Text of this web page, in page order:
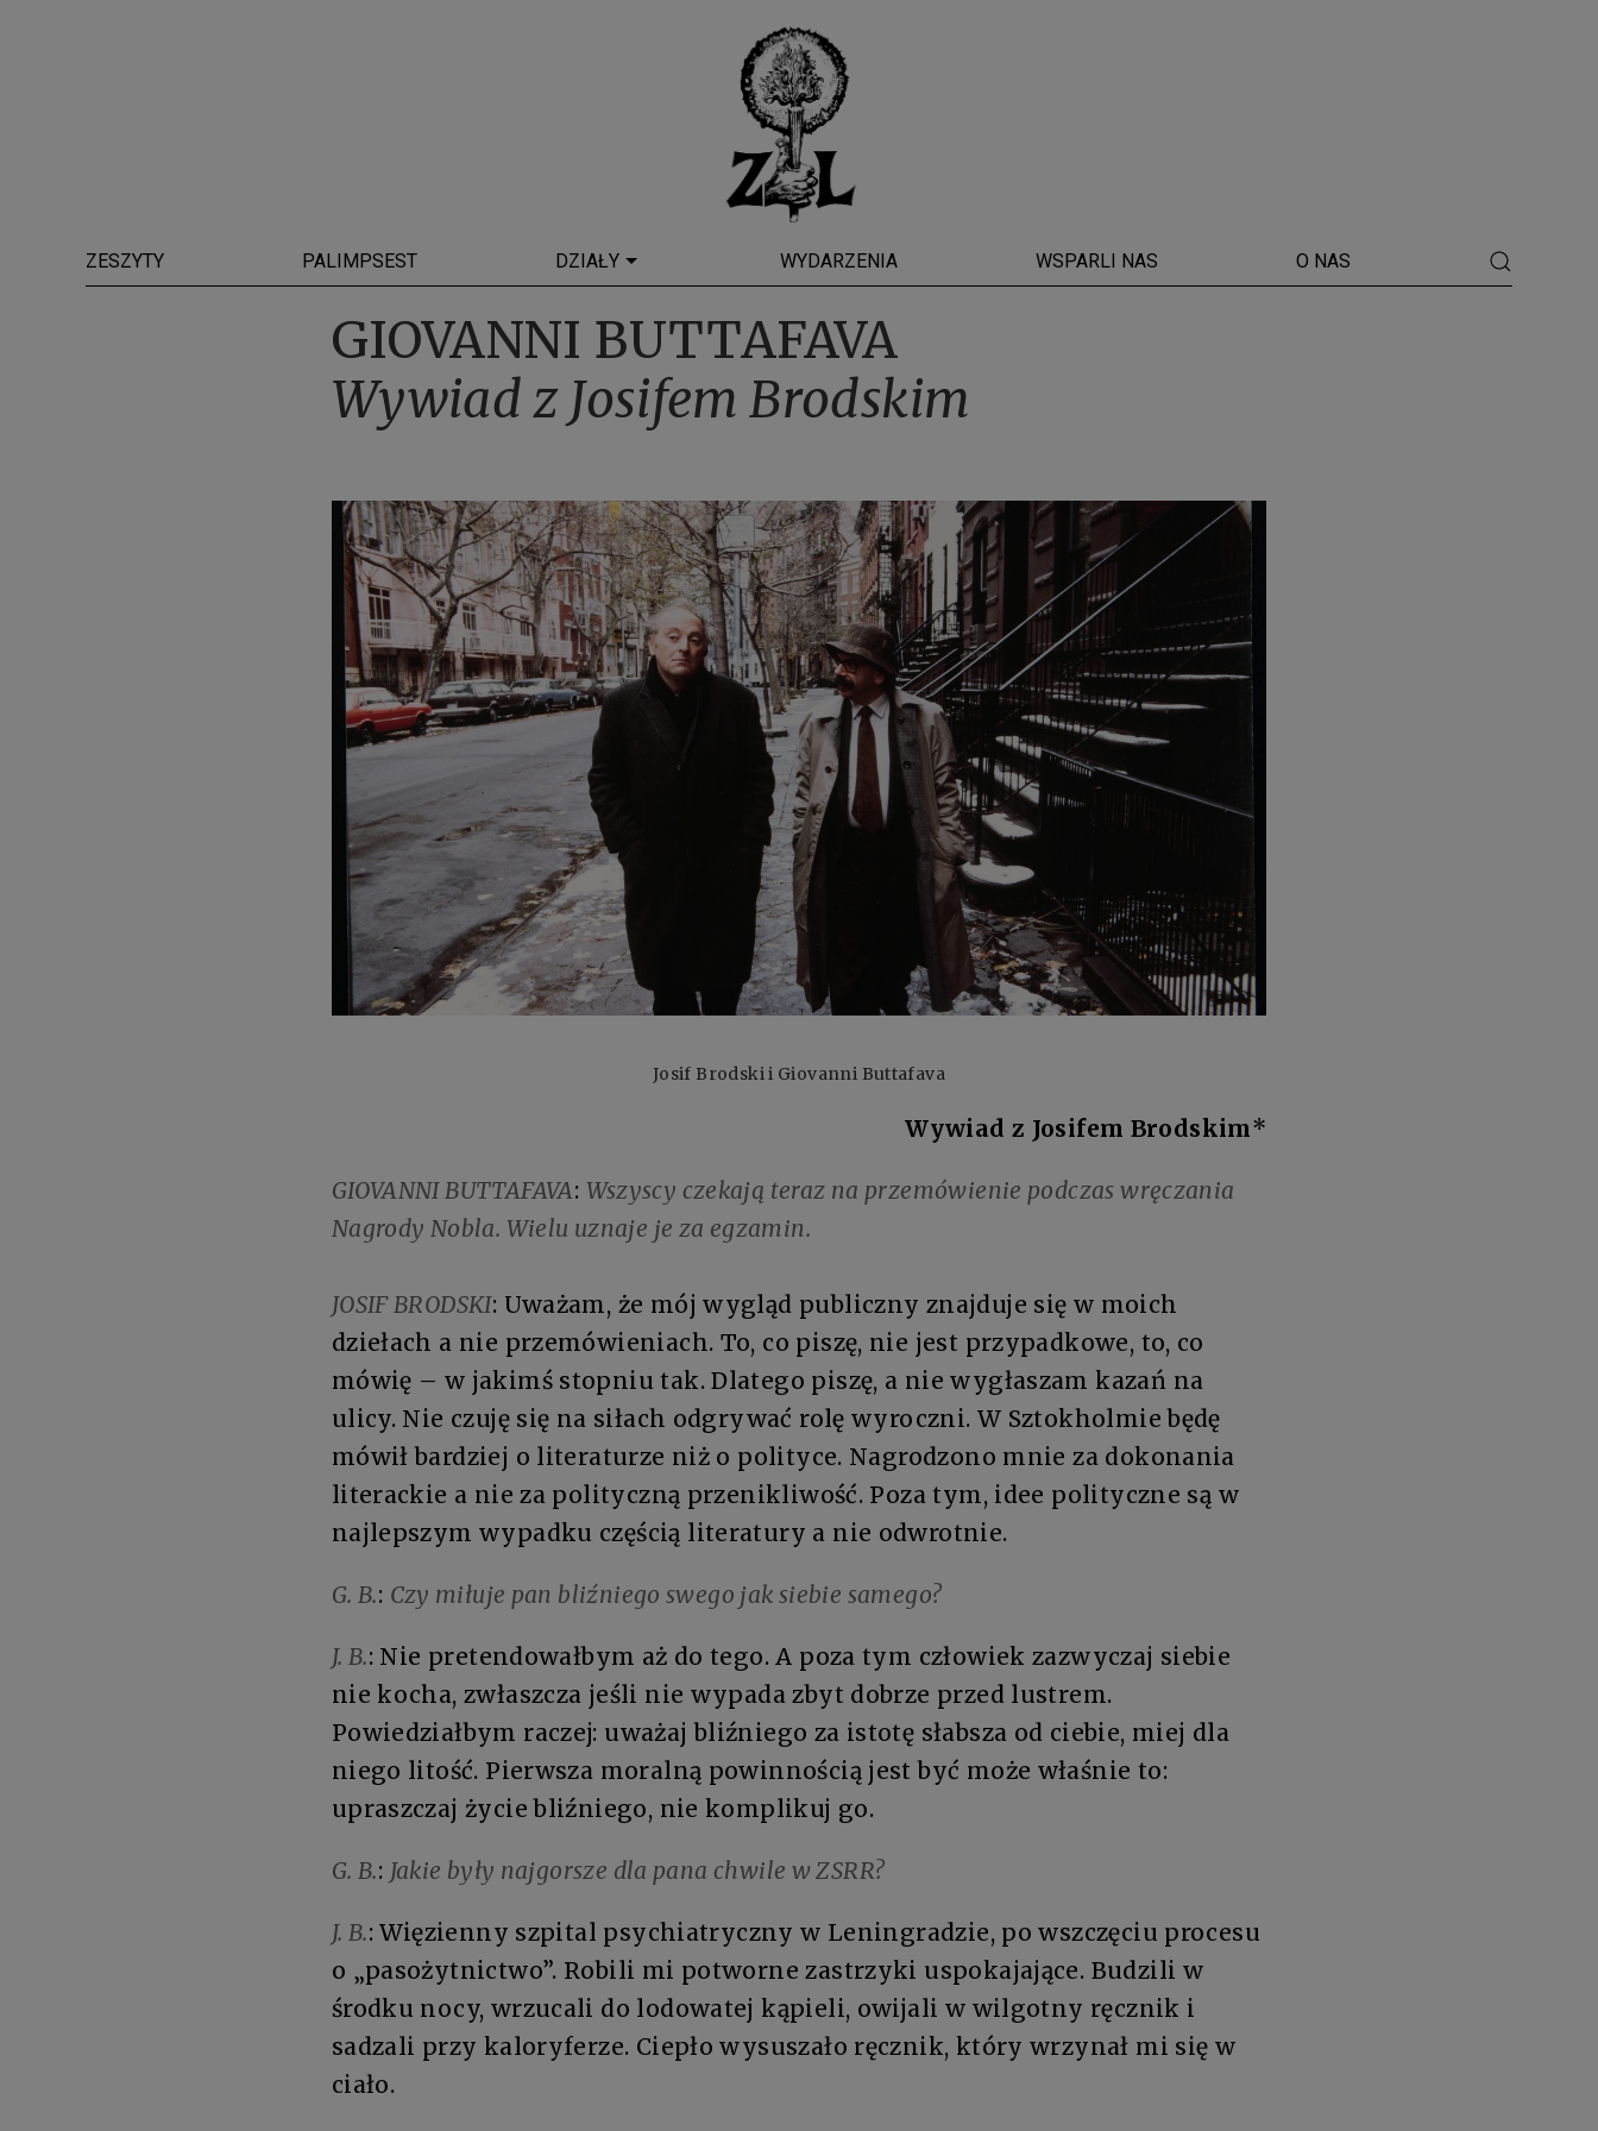
ZESZYTY PALIMPSEST DZIAŁY WYDARZENIA WSPARLI NAS O NAS
GIOVANNI BUTTAFAVA
Wywiad z Josifem Brodskim
Josif Brodski i Giovanni Buttafava
Wywiad z Josifem Brodskim*
GIOVANNI BUTTAFAVA: Wszyscy czekają teraz na przemówienie podczas wręczania
Nagrody Nobla. Wielu uznaje je za egzamin.
JOSIF BRODSKI: Uważam, że mój wygląd publiczny znajduje się w moich
dziełach a nie przemówieniach. To, co piszę, nie jest przypadkowe, to, co
mówię – w jakimś stopniu tak. Dlatego piszę, a nie wygłaszam kazań na
ulicy. Nie czuję się na siłach odgrywać rolę wyroczni. W Sztokholmie będę
mówił bardziej o literaturze niż o polityce. Nagrodzono mnie za dokonania
literackie a nie za polityczną przenikliwość. Poza tym, idee polityczne są w
najlepszym wypadku częścią literatury a nie odwrotnie.
G. B.: Czy miłuje pan bliźniego swego jak siebie samego?
J. B.: Nie pretendowałbym aż do tego. A poza tym człowiek zazwyczaj siebie
nie kocha, zwłaszcza jeśli nie wypada zbyt dobrze przed lustrem.
Powiedziałbym raczej: uważaj bliźniego za istotę słabsza od ciebie, miej dla
niego litość. Pierwsza moralną powinnością jest być może właśnie to:
upraszczaj życie bliźniego, nie komplikuj go.
G. B.: Jakie były najgorsze dla pana chwile w ZSRR?
J. B.: Więzienny szpital psychiatryczny w Leningradzie, po wszczęciu procesu
o „pasożytnictwo”. Robili mi potworne zastrzyki uspokajające. Budzili w
środku nocy, wrzucali do lodowatej kąpieli, owijali w wilgotny ręcznik i
sadzali przy kaloryferze. Ciepło wysuszało ręcznik, który wrzynał mi się w
ciało.